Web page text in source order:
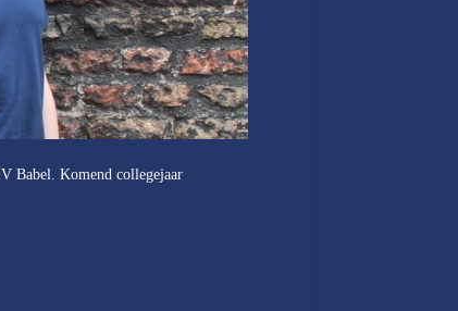
Babel. Komend collegejaar